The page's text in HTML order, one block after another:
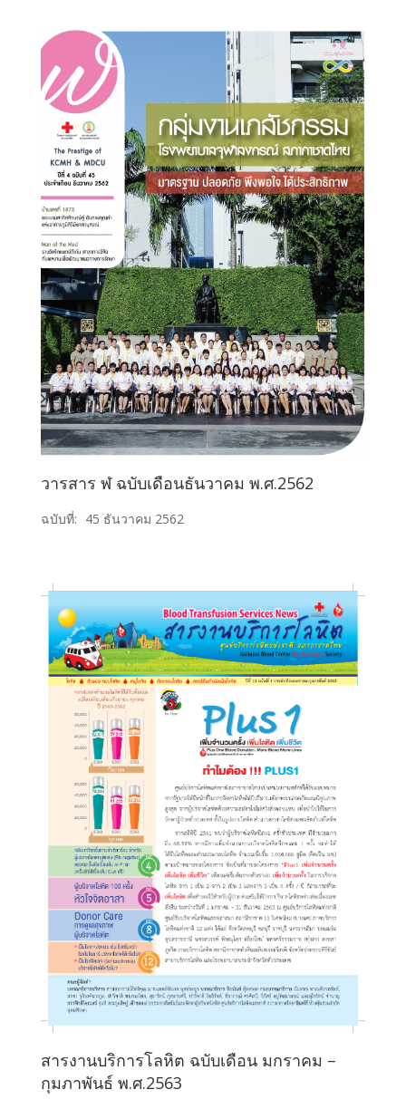
วารสาร ฬ ฉบับเดือนธันวาคม พ.ศ.2562
ฉบับที่: 45 ธันวาคม 2562
สารงานบริการโลหิต ฉบับเดือน มกราคม –
กุมภาพันธ์ พ.ศ.2563